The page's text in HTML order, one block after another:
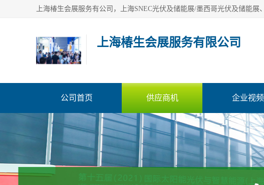
上海椿生会展服务有限公司
公司首页 供应商机 企业视频